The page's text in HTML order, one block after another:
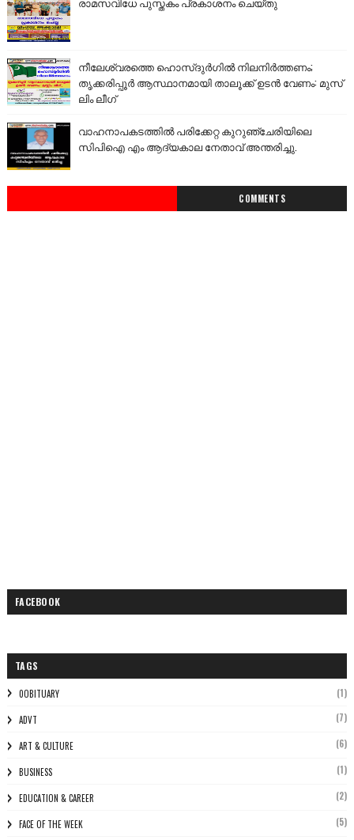
നീലേശ്വരത്തെ ഹൊസ്ദുർഗിൽ നിലനിർത്തണം;
തൃക്കരിപ്പൂർ ആസ്ഥാനമായി താലൂക്ക് ഉടൻ വേണം: മുസ്
ലിം ലീഗ്
വാഹനാപകടത്തിൽ പരിക്കേറ്റ കുറുഞ്ചേരിയിലെ
സിപിഐ എം ആദ്യകാല നേതാവ് അന്തരിച്ചു.
COMMENTS
FACEBOOK
TAGS
0OBITUARY (1)
ADVT (7)
ART & CULTURE (6)
BUSINESS (1)
EDUCATION & CAREER (2)
FACE OF THE WEEK (5)